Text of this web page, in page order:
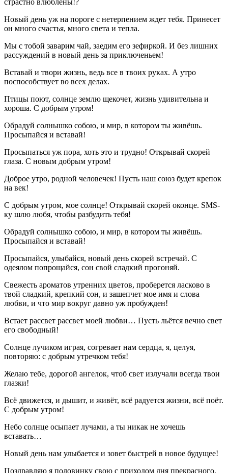
страстно влюблены!?
Новый день уж на пороге с нетерпением ждет тебя. Принесет
он много счастья, много света и тепла.
Мы с тобой заварим чай, заедим его зефиркой. И без лишних
рассуждений в новый день за приключеньем!
Вставай и твори жизнь, ведь все в твоих руках. А утро
поспособствует во всех делах.
Птицы поют, солнце землю щекочет, жизнь удивительна и
хороша. С добрым утром!
Обрадуй солнышко собою, и мир, в котором ты живёшь.
Просыпайся и вставай!
Просыпаться уж пора, хоть это и трудно! Открывай скорей
глаза. С новым добрым утром!
Доброе утро, родной человечек! Пусть наш союз будет крепок
на век!
С добрым утром, мое солнце! Открывай скорей оконце. SMS-
ку шлю любя, чтобы разбудить тебя!
Обрадуй солнышко собою, и мир, в котором ты живёшь.
Просыпайся и вставай!
Просыпайся, улыбайся, новый день скорей встречай. С
одеялом попрощайся, сон свой сладкий прогоняй.
Свежесть ароматов утренних цветов, проберется ласково в
твой сладкий, крепкий сон, и зашепчет мое имя и слова
любви, и что мир вокруг давно уж пробужден!
Встает рассвет рассвет моей любви… Пусть льётся вечно свет
его свободный!
Солнце лучиком играя, согревает нам сердца, я, целуя,
повторяю: с добрым утречком тебя!
Желаю тебе, дорогой ангелок, чтоб свет излучали всегда твои
глазки!
Всё движется, и дышит, и живёт, всё радуется жизни, всё поёт.
С добрым утром!
Небо солнце осыпает лучами, а ты никак не хочешь
вставать…
Новый день нам улыбается и зовет быстрей в новое будущее!
Поздравляю я половинку свою с приходом дня прекрасного.